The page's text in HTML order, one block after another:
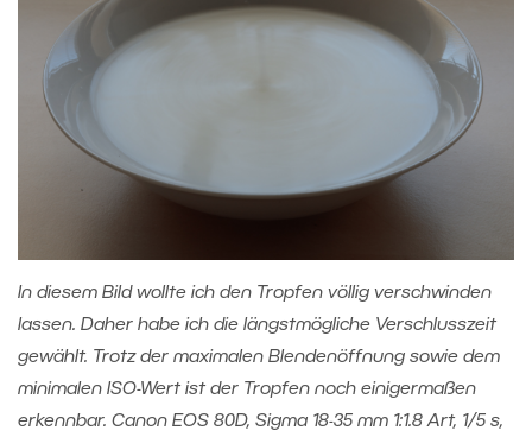
In diesem Bild wollte ich den Tropfen völlig verschwinden
lassen. Daher habe ich die längstmögliche Verschlusszeit
gewählt. Trotz der maximalen Blendenöffnung sowie dem
minimalen ISO-Wert ist der Tropfen noch einigermaßen
erkennbar. Canon EOS 80D, Sigma 18-35 mm 1:1.8 Art, 1/5 s,